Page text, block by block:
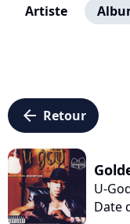
Artiste
arrow_left Retour
U-
Date